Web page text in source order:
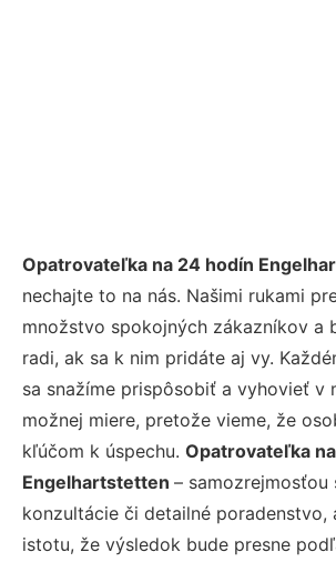
Opatrovateľka na 24 hodín
nechajte to na nás. Našimi rukami
množstvo spokojných zákazníkov a
radi, ak sa k nim pridáte aj vy.
sa snažíme prispôsobiť a vyhovieť v
možnej miere, pretože vieme, že
kľúčom k úspechu. Opatrovateľka
Engelhartstetten – samozrejmosťou
konzultácie či detailné poradenstvo,
istotu, že výsledok bude presne